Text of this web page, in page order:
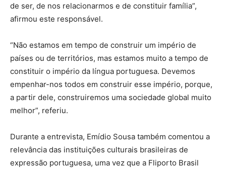
de ser, de nos relacionarmos e de constituir família”,
afirmou este responsável.
“Não estamos em tempo de construir um império de
países ou de territórios, mas estamos muito a tempo de
constituir o império da língua portuguesa. Devemos
empenhar-nos todos em construir esse império, porque,
a partir dele, construiremos uma sociedade global muito
melhor”, referiu.
Durante a entrevista, Emídio Sousa também comentou a
relevância das instituições culturais brasileiras de
expressão portuguesa, uma vez que a Fliporto Brasil